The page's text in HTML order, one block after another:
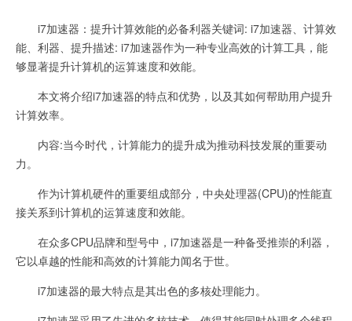
i7加速器：提升计算效能的必备利器关键词: i7加速器、计算效
能、利器、提升描述: i7加速器作为一种专业高效的计算工具，能
够显著提升计算机的运算速度和效能。
本文将介绍i7加速器的特点和优势，以及其如何帮助用户提升
计算效率。
内容:当今时代，计算能力的提升成为推动科技发展的重要动
力。
作为计算机硬件的重要组成部分，中央处理器(CPU)的性能直
接关系到计算机的运算速度和效能。
在众多CPU品牌和型号中，i7加速器是一种备受推崇的利器，
它以卓越的性能和高效的计算能力闻名于世。
i7加速器的最大特点是其出色的多核处理能力。